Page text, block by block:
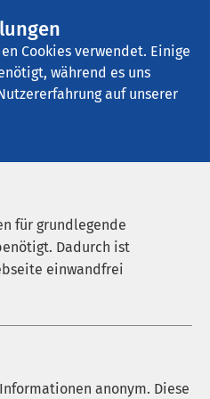
Cookies verwendet. Einige
während es uns
auf unserer
für grundlegende
Dadurch ist
einwandfrei
anonym. Diese
Datenschutz